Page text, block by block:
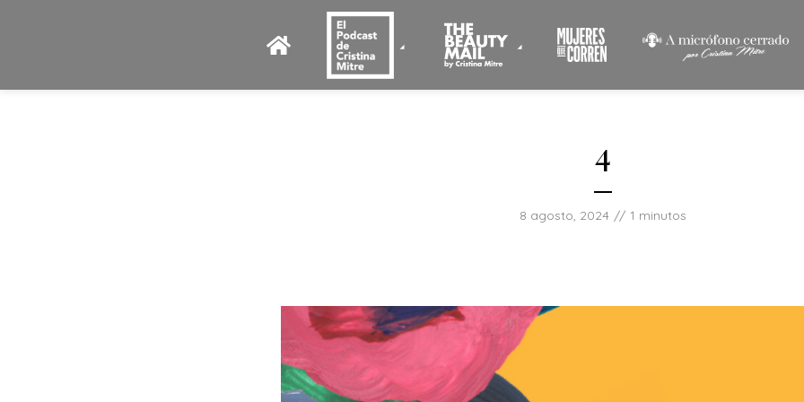
4
8 agosto, 2024 1 minutos